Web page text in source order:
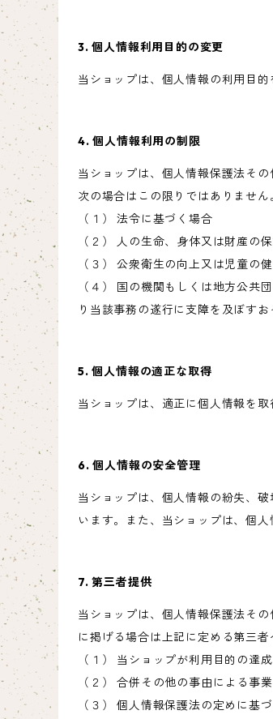
3. 個人情報利用目的の変更
当ショップは、個人情報の利用目
4. 個人情報利用の制限
当ショップは、個人情報保護法そ
次の場合はこの限りではありません
（１） 法令に基づく場合
（２） 人の生命、身体又は財産の
（３） 公衆衛生の向上又は児童の
（４） 国の機関もしくは地方公共
り当該事務の遂行に支障を及ぼす
5. 個人情報の適正な取得
当ショップは、適正に個人情報を
6. 個人情報の安全管理
当ショップは、個人情報の紛失、
います。また、当ショップは、個
7. 第三者提供
当ショップは、個人情報保護法そ
に掲げる場合は上記に定める第三者
（１） 当ショップが利用目的の達
（２） 合併その他の事由による事
（３） 個人情報保護法の定めに基